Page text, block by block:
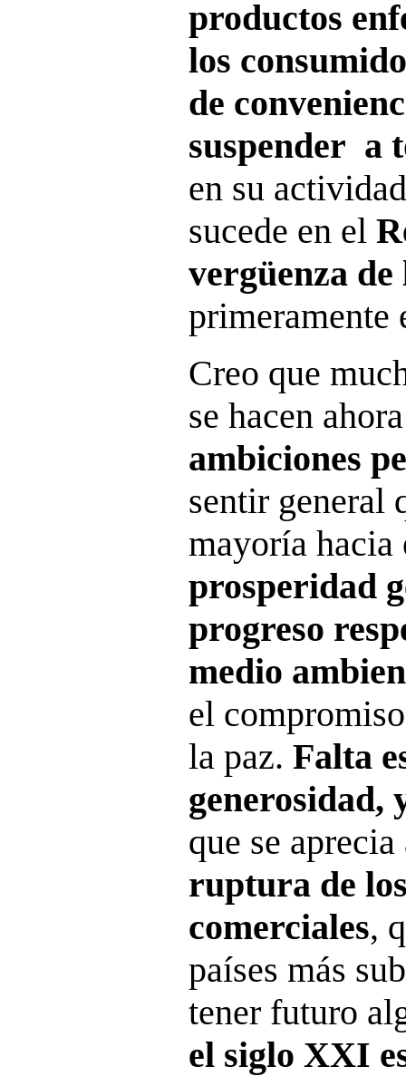
productos
los
de
suspender a
en su
sucede en el
vergüenza
primeramente
Creo que
se hacen
ambiciones
sentir general
mayoría
prosperidad
progreso
medio
el
la paz. Falta
generosidad,
que se
ruptura de
comerciales,
países más
tener futuro
el siglo XXI